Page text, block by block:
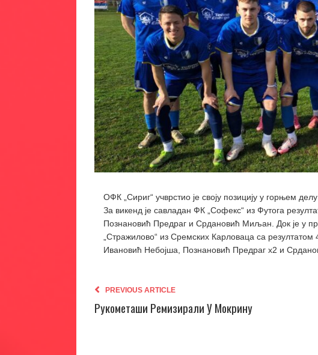
ОФК „Сириг“ учврстио је своју позицију у горњем
За викенд је савладан ФК „Софекс“ из Футога
Познановић Предраг и Срдановић Миљан. Док је у
„Стражилово“ из Сремских Карловаца са резултатом
Ивановић Небојша, Познановић Предраг x2 и
PREVIOUS ARTICLE
Рукометаши Ремизирали У Мокрину